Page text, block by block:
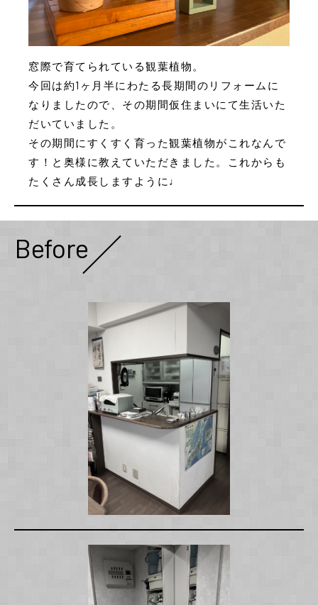
窓際で育てられている観葉植物。
今回は約1ヶ月半にわたる長期間のリフォームに
なりましたので、その期間仮住まいにて生活いた
だいていました。
その期間にすくすく育った観葉植物がこれなんで
す！と奥様に教えていただきました。これからも
たくさん成長しますように♩
Before